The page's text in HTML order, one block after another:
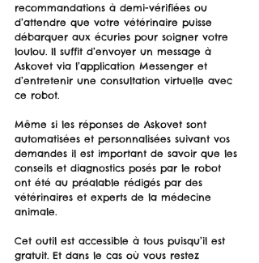
recommandations à demi-vérifiées ou
d’attendre que votre vétérinaire puisse
débarquer aux écuries pour soigner votre
loulou. Il suffit d’envoyer un message à
Askovet via l’application Messenger et
d’entretenir une consultation virtuelle avec
ce robot.
Même si les réponses de Askovet sont
automatisées et personnalisées suivant vos
demandes il est important de savoir que les
conseils et diagnostics posés par le robot
ont été au préalable rédigés par des
vétérinaires et experts de la médecine
animale.
Cet outil est accessible à tous puisqu’il est
gratuit. Et dans le cas où vous restez